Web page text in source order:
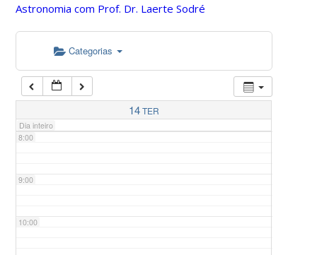
Astronomia com Prof. Dr. Laerte Sodré
Categorias
14TER
Dia inteiro
5:00
7:00
8:00
9:00
10:00